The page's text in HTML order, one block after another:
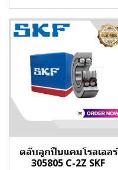
ตลับลูกปืนแคมโรลเลอร์
305805 C-2Z SKF